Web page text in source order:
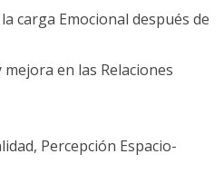
carga Emocional después de
en las Relaciones
Percepción Espacio-